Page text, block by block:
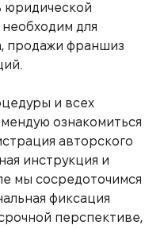
юридической
для
продажи франшиз
и всех
ознакомиться
авторского
инструкция и
мы сосредоточимся
фиксация
перспективе,